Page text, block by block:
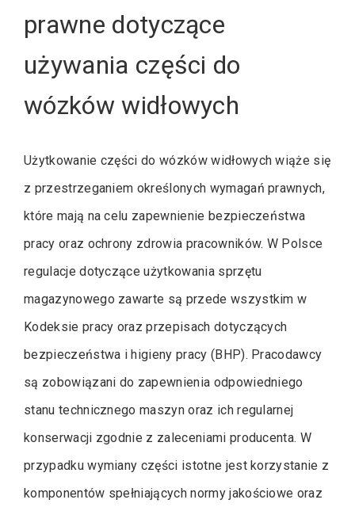
prawne dotyczące
używania części do
wózków widłowych
Użytkowanie części do wózków widłowych wiąże się
z przestrzeganiem określonych wymagań prawnych,
które mają na celu zapewnienie bezpieczeństwa
pracy oraz ochrony zdrowia pracowników. W Polsce
regulacje dotyczące użytkowania sprzętu
magazynowego zawarte są przede wszystkim w
Kodeksie pracy oraz przepisach dotyczących
bezpieczeństwa i higieny pracy (BHP). Pracodawcy
są zobowiązani do zapewnienia odpowiedniego
stanu technicznego maszyn oraz ich regularnej
konserwacji zgodnie z zaleceniami producenta. W
przypadku wymiany części istotne jest korzystanie z
komponentów spełniających normy jakościowe oraz